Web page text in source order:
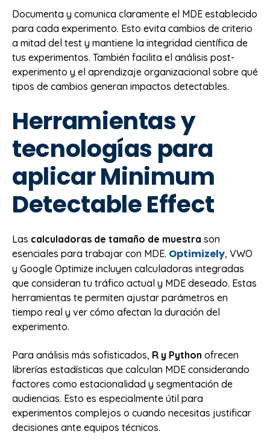
Documenta y comunica claramente el MDE establecido
para cada experimento. Esto evita cambios de criterio
a mitad del test y mantiene la integridad científica de
tus experimentos. También facilita el análisis post-
experimento y el aprendizaje organizacional sobre qué
tipos de cambios generan impactos detectables.
Herramientas y
tecnologías para
aplicar Minimum
Detectable Effect
Las calculadoras de tamaño de muestra son
esenciales para trabajar con MDE. Optimizely, VWO
y Google Optimize incluyen calculadoras integradas
que consideran tu tráfico actual y MDE deseado. Estas
herramientas te permiten ajustar parámetros en
tiempo real y ver cómo afectan la duración del
experimento.
Para análisis más sofisticados, R y Python ofrecen
librerías estadísticas que calculan MDE considerando
factores como estacionalidad y segmentación de
audiencias. Esto es especialmente útil para
experimentos complejos o cuando necesitas justificar
decisiones ante equipos técnicos.